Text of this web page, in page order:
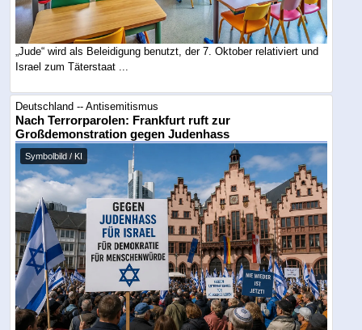
„Jude“ wird als Beleidigung benutzt, der 7. Oktober relativiert und
Israel zum Täterstaat ...
Deutschland -- Antisemitismus
Nach Terrorparolen: Frankfurt ruft zur
Großdemonstration gegen Judenhass
Symbolbild / KI